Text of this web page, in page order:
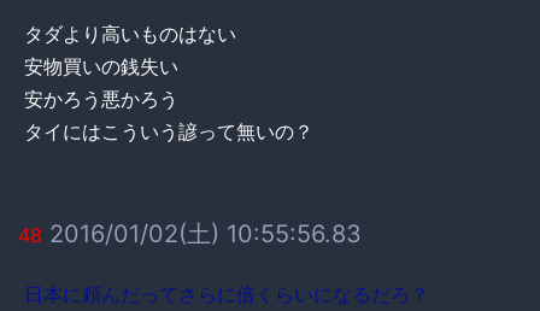
タダより高いものはない
安物買いの銭失い
安かろう悪かろう
タイにはこういう諺って無いの？
48 2016/01/02(土) 10:55:56.83
日本に頼んだってさらに倍くらいになるだろ？